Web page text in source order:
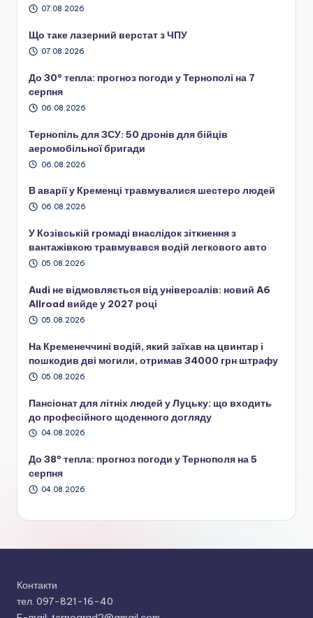
07.08.2026
Що таке лазерний верстат з ЧПУ
07.08.2026
До 30° тепла: прогноз погоди у Тернополі на 7
серпня
06.08.2026
Тернопіль для ЗСУ: 50 дронів для бійців
аеромобільної бригади
06.08.2026
В аварії у Кременці травмувалися шестеро людей
06.08.2026
У Козівській громаді внаслідок зіткнення з
вантажівкою травмувався водій легкового авто
05.08.2026
Audi не відмовляється від універсалів: новий A6
Allroad вийде у 2027 році
05.08.2026
На Кременеччині водій, який заїхав на цвинтар і
пошкодив дві могили, отримав 34000 грн штрафу
05.08.2026
Пансіонат для літніх людей у Луцьку: що входить
до професійного щоденного догляду
04.08.2026
До 38° тепла: прогноз погоди у Тернополя на 5
серпня
04.08.2026
Контакти
тел. 097-821-16-40